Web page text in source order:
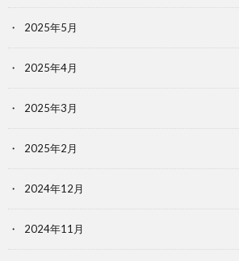
2025年5月
2025年4月
2025年3月
2025年2月
2024年12月
2024年11月